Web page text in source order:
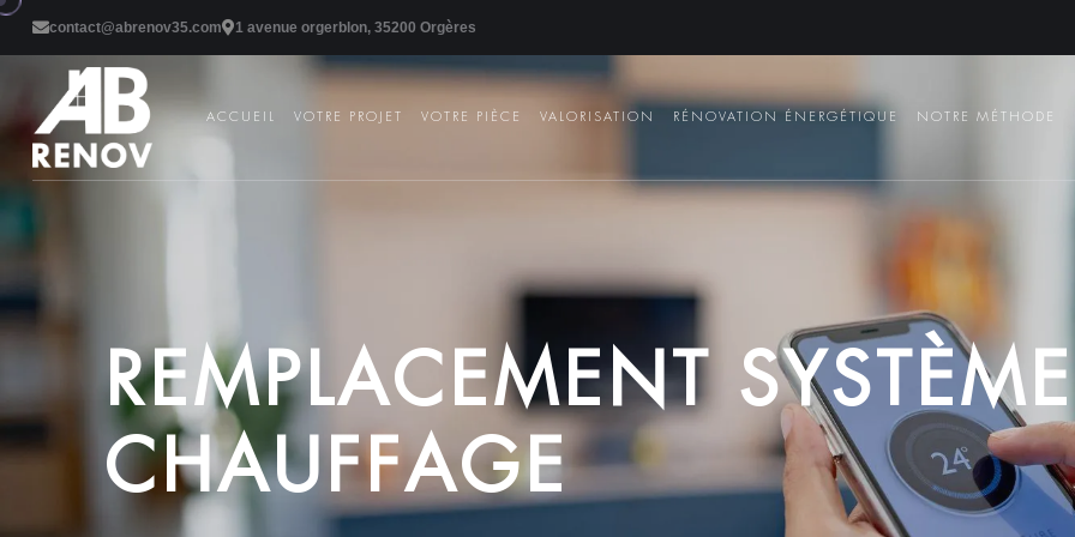
contact@abrenov35.com 1 avenue orgerblon, 35200 Orgères
ACCUEIL VOTRE PROJET VOTRE PIÈCE VALORISATION RÉNOVATION ÉNERGÉTIQUE NOTRE MÉTHODE
REMPLACEMENT SYSTÈME
CHAUFFAGE